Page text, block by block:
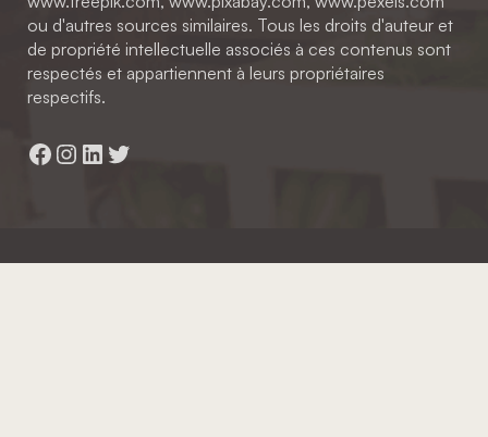
ou d'autres sources similaires. Tous les droits d'auteur et
de propriété intellectuelle associés à ces contenus sont
respectés et appartiennent à leurs propriétaires
respectifs.
Facebook
Instagram
LinkedIn
Twitter